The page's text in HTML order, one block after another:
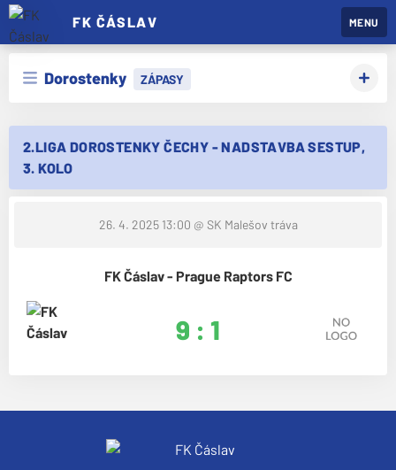
FK ČÁSLAV MENU
Dorostenky ZÁPASY
2.LIGA DOROSTENKY ČECHY - NADSTAVBA SESTUP,
3. KOLO
26. 4. 2025 13:00 @ SK Malešov tráva
FK Čáslav - Prague Raptors FC
9 : 1